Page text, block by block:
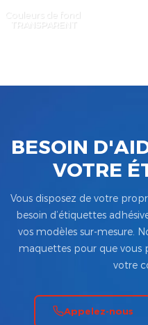
Couleurs de fond
BESOIN
VOTRE
Vous disposez de votre
besoin d’étiquettes
vos modèles sur-mesure.
maquettes pour que vous
votre
Appelez-nous